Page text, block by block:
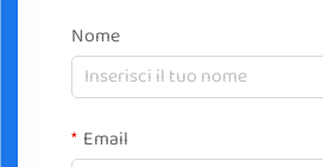
Nome
Email